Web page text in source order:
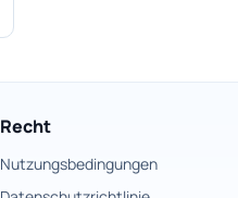
Recht
Nutzungsbedingungen